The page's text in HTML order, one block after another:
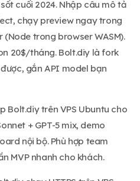
cuối 2024. Nhập câu mô tả
chạy preview ngay trong
trong browser WASM).
20$/tháng. Bolt.diy là fork
gắn API model bạn
Bolt.diy trên VPS Ubuntu cho
+ GPT-5 mix, demo
nội bộ. Phù hợp team
MVP nhanh cho khách.